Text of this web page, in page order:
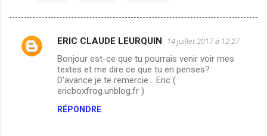
C
ERIC CLAUDE LEURQUIN 14 juillet 2017 à 12:27
Bonjour est-ce que tu pourrais venir voir mes
textes et me dire ce que tu en penses?
D'avance je te remercie... Eric (
ericboxfrog.unblog.fr )
RÉPONDRE